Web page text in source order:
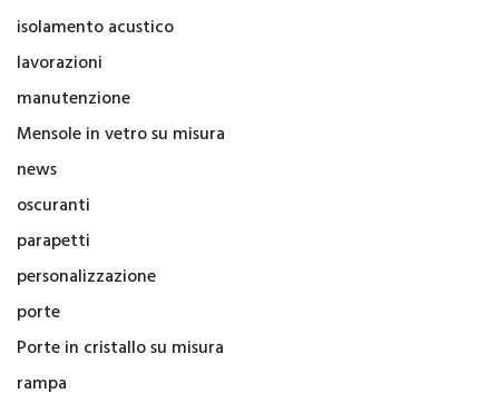
isolamento acustico
lavorazioni
manutenzione
Mensole in vetro su misura
news
oscuranti
parapetti
personalizzazione
porte
Porte in cristallo su misura
rampa